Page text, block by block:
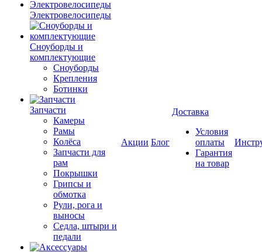
Электровелосипеды
Cноуборды и
комплектующие
Сноуборды
Крепления
Ботинки
Запчасти
Камеры
Рамы
Колёса
Запчасти для
рам
Покрышки
Грипсы и
обмотка
Рули, рога и
выносы
Седла, штыри и
педали
Акции Блог
Доставка
Условия
оплаты
Гарантия
на товар